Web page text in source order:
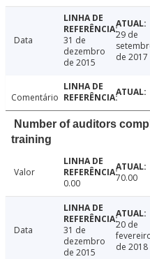
Data
31 de
dezembro
de 2015
29 de
de 2017
Comentário
Number of auditors
training
Valor
0.00
70.00
Data
31 de
dezembro
de 2015
20 de
de 2018